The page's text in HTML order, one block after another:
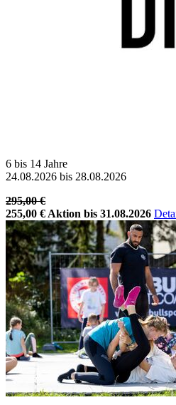
6 bis 14 Jahre
24.08.2026 bis 28.08.2026
295,00 €
255,00 € Aktion bis 31.08.2026